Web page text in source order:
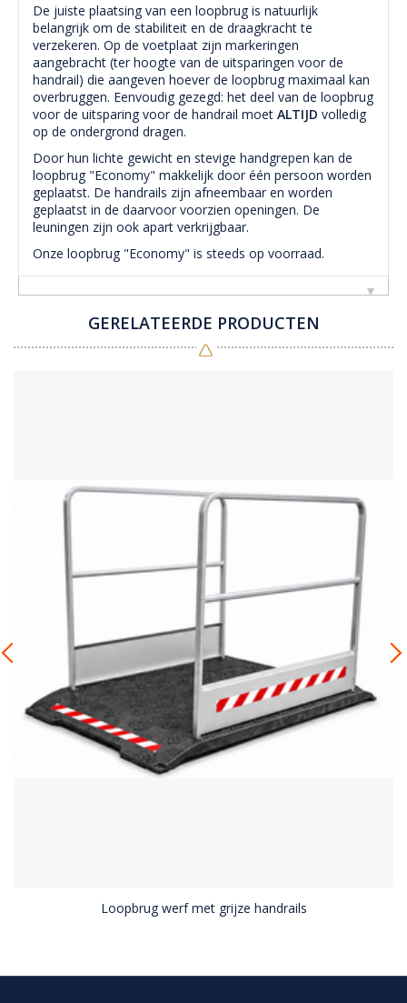
De juiste plaatsing van een loopbrug is natuurlijk
belangrijk om de stabiliteit en de draagkracht te
verzekeren. Op de voetplaat zijn markeringen
aangebracht (ter hoogte van de uitsparingen voor de
handrail) die aangeven hoever de loopbrug maximaal kan
overbruggen. Eenvoudig gezegd: het deel van de loopbrug
voor de uitsparing voor de handrail moet ALTIJD volledig
op de ondergrond dragen.
Door hun lichte gewicht en stevige handgrepen kan de
loopbrug "Economy" makkelijk door één persoon worden
geplaatst. De handrails zijn afneembaar en worden
geplaatst in de daarvoor voorzien openingen. De
leuningen zijn ook apart verkrijgbaar.
Onze loopbrug "Economy" is steeds op voorraad.
GERELATEERDE PRODUCTEN
Loopbrug werf met grijze handrails